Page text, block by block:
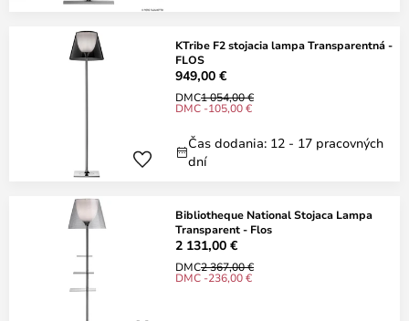
KTribe F2 stojacia lampa Transparentná -
FLOS
949,00 €
DMC1 054,00 €
DMC -105,00 €
Čas dodania: 12 - 17 pracovných
dní
Bibliotheque National Stojaca Lampa
Transparent - Flos
2 131,00 €
DMC2 367,00 €
DMC -236,00 €